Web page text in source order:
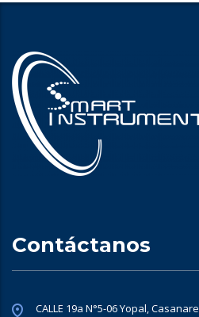
Contáctanos
CALLE 19a N°5-06 Yopal, Casanare